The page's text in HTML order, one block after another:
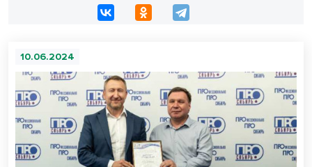
10.06.2024